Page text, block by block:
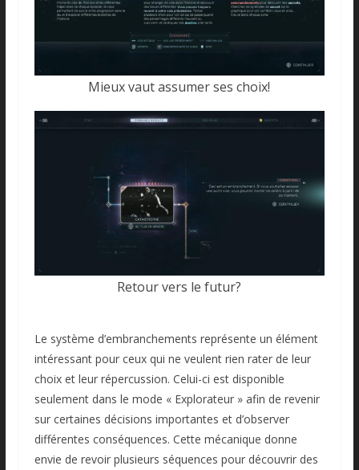
Mieux vaut assumer ses choix!
Retour vers le futur?
Le système d’embranchements représente un élément
intéressant pour ceux qui ne veulent rien rater de leur
choix et leur répercussion. Celui-ci est disponible
seulement dans le mode « Explorateur » afin de revenir
sur certaines décisions importantes et d’observer
différentes conséquences. Cette mécanique donne
envie de revoir plusieurs séquences pour découvrir des